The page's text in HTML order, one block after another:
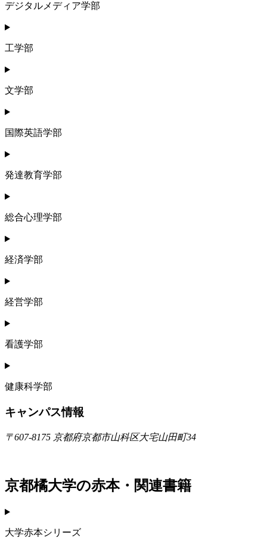
デジタルメディア学部
工学部
文学部
国際英語学部
発達教育学部
総合心理学部
経済学部
経営学部
看護学部
健康科学部
キャンパス情報
〒607-8175 京都府京都市山科区大宅山田町34
京都橘大学の赤本・関連書籍
大学赤本シリーズ